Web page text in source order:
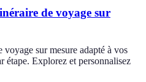
de voyage sur
sur mesure adapté à vos
étape. Explorez et personnalisez